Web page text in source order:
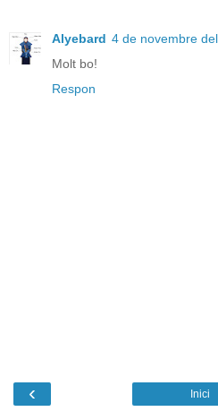
Alyebard 4 de novembre
Molt bo!
Respon
‹ Inici